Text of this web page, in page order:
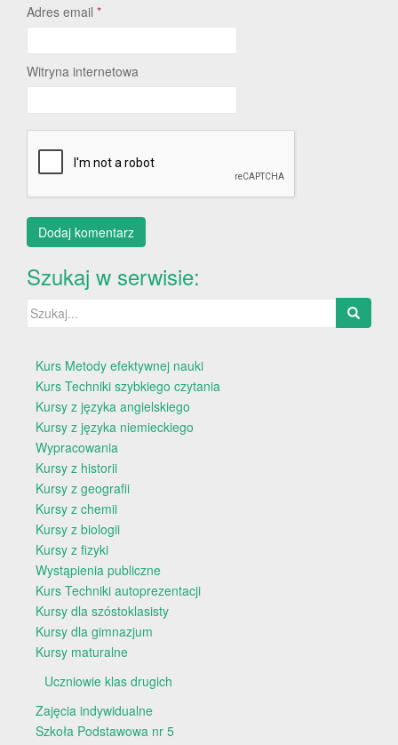
Adres email *
Witryna internetowa
Szukaj w serwisie:
Szukaj:
Kurs Metody efektywnej nauki
Kurs Techniki szybkiego czytania
Kursy z języka angielskiego
Kursy z języka niemieckiego
Wypracowania
Kursy z historii
Kursy z geografii
Kursy z chemii
Kursy z biologii
Kursy z fizyki
Wystąpienia publiczne
Kurs Techniki autoprezentacji
Kursy dla szóstoklasisty
Kursy dla gimnazjum
Kursy maturalne
Uczniowie klas drugich
Zajęcia indywidualne
Szkoła Podstawowa nr 5